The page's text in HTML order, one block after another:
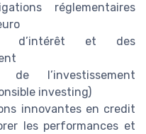
réglementaires
d’intérêt et des
de l’investissement
investing)
innovantes en credit
les performances et